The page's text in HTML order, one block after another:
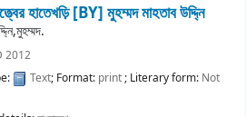
হাতেখড়ি[BY] মুহম্মদ মাহতাব উদ্দি্ন
2012
Text; Format: print; Literary form: Not